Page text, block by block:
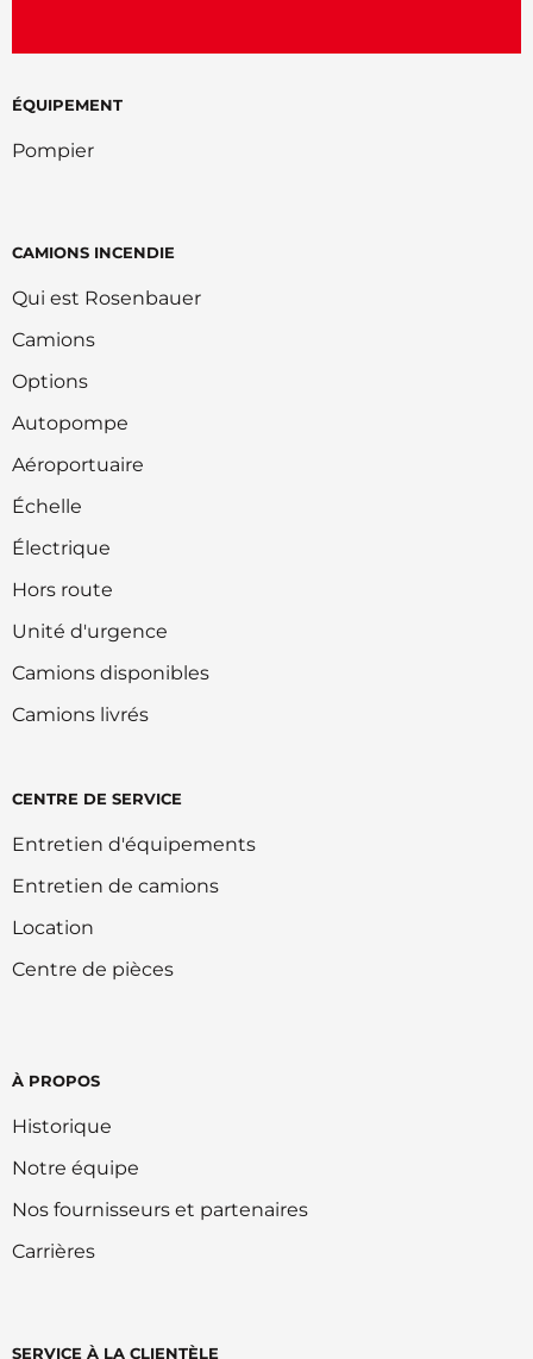
ÉQUIPEMENT
Pompier
CAMIONS INCENDIE
Qui est Rosenbauer
Camions
Options
Autopompe
Aéroportuaire
Échelle
Électrique
Hors route
Unité d'urgence
Camions disponibles
Camions livrés
CENTRE DE SERVICE
Entretien d'équipements
Entretien de camions
Location
Centre de pièces
À PROPOS
Historique
Notre équipe
Nos fournisseurs et partenaires
Carrières
SERVICE À LA CLIENTÈLE